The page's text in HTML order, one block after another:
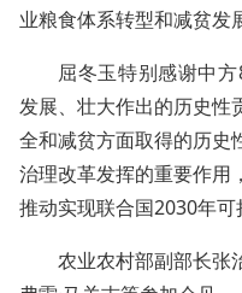
业粮食体系转型和减贫发
屈冬玉特别感谢中
发展、壮大作出的历史性
全和减贫方面取得的历史
治理改革发挥的重要作用
推动实现联合国2030年可
农业农村部副部长张